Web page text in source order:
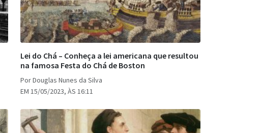
Lei do Chá – Conheça a lei americana que resultou
na famosa Festa do Chá de Boston
Por Douglas Nunes da Silva
EM 15/05/2023, ÀS 16:11